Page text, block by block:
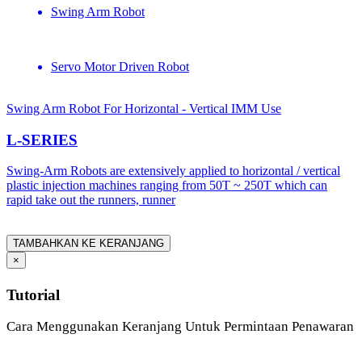
Swing Arm Robot
Servo Motor Driven Robot
Swing Arm Robot For Horizontal - Vertical IMM Use
L-SERIES
Swing-Arm Robots are extensively applied to horizontal / vertical
plastic injection machines ranging from 50T ~ 250T which can
rapid take out the runners, runner
TAMBAHKAN KE KERANJANG
×
Tutorial
Cara Menggunakan Keranjang Untuk Permintaan Penawaran